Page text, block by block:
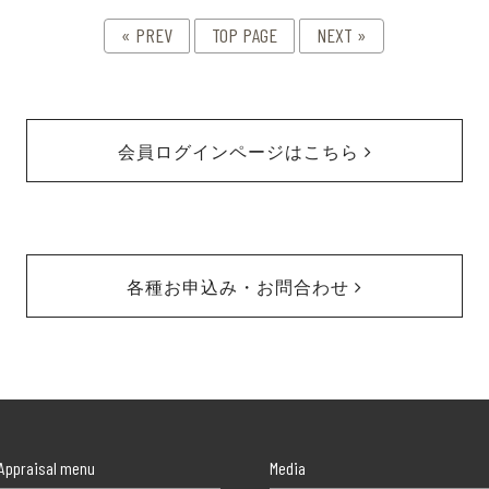
« PREV TOP PAGE NEXT »
会員ログインページはこちら
各種お申込み・お問合わせ
menu Media